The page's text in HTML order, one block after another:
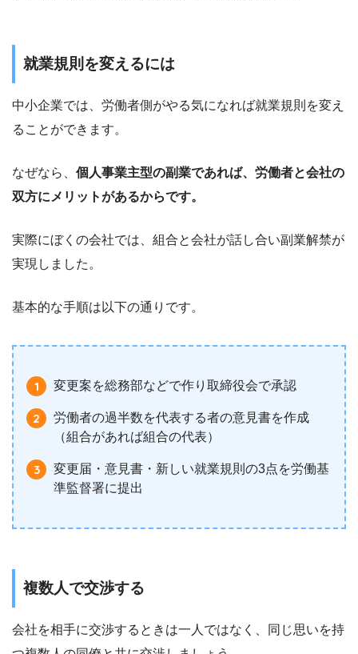
就業規則を変えるには
中小企業では、労働者側がやる気になれば就業規則を変え
ることができます。
なぜなら、 個人事業主型の副業であれば、労働者と会社の
双方にメリットがあるからです。
実際にぼくの会社では、組合と会社が話し合い副業解禁が
実現しました。
基本的な手順は以下の通りです。
変更案を総務部などで作り取締役会で承認
労働者の過半数を代表する者の意見書を作成
（組合があれば組合の代表）
変更届・意見書・新しい就業規則の3点を労働基
準監督署に提出
複数人で交渉する
会社を相手に交渉するときは一人ではなく、同じ思いを持